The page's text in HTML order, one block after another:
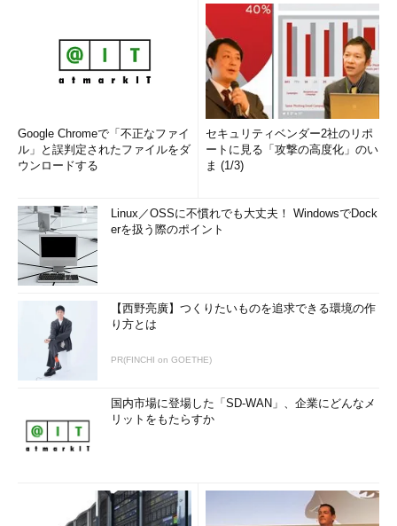
Google Chromeで「不正なファイ
ル」と誤判定されたファイルをダ
ウンロードする
セキュリティベンダー2社のリポ
ートに見る「攻撃の高度化」のい
ま (1/3)
Linux／OSSに不慣れでも大丈夫！ WindowsでDock
erを扱う際のポイント
【西野亮廣】つくりたいものを追求できる環境の作
り方とは
PR(FINCHI on GOETHE)
国内市場に登場した「SD-WAN」、企業にどんなメ
リットをもたらすか